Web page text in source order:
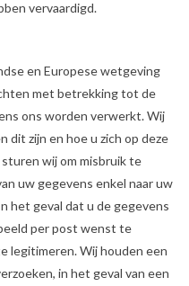
vervaardigd.
en Europese wetgeving
met betrekking tot de
ons worden verwerkt. Wij
dit zijn en hoe u zich op deze
wij om misbruik te
uw gegevens enkel naar uw
het geval dat u de gegevens
per post wenst te
legitimeren. Wij houden een
in het geval van een